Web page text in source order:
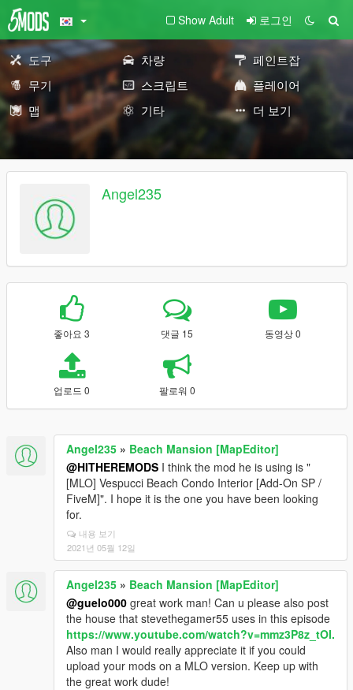
Show Adult 로그인
도구 차량
페인트잡
무기
스크립트
플레이어
맵
기타 더 보기
Angel235
좋아요 3 댓글 15 동영상 0
업로드 0 팔로워 0
Angel235 » Beach Mansion [MapEditor]
@HITHEREMODS I think the mod he is using is "
[MLO] Vespucci Beach Condo Interior [Add-On SP /
FiveM]". I hope it is the one you have been looking
for.
내용 보기
2021년 05월 12일
Angel235 » Beach Mansion [MapEditor]
@guelo000 great work man! Can u please also post
the house that stevethegamer55 uses in this episode
https://www.youtube.com/watch?v=mmz3P8z_tOI.
Also man I would really appreciate it if you could
upload your mods on a MLO version. Keep up with
the great work dude!